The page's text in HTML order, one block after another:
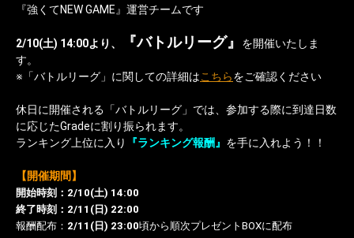
『強くてNEW GAME』運営チームです
2/10(土) 14:00より、 『バトルリーグ』
を開催いたしま
す。
※「バトルリーグ」に関しての詳細はこちらをご確認ください
休日に開催される「バトルリーグ」では、参加する際に到達日数
に応じたGradeに割り振られます。
ランキング上位に入り
『ランキング報酬』 を手に入れよう！！
【開催期間】
開始時刻：2/10(土) 14:00
終了時刻：2/11(日) 22:00
報酬配布： 2/11 (日) 23:00頃から順次プレゼントBOXに配布